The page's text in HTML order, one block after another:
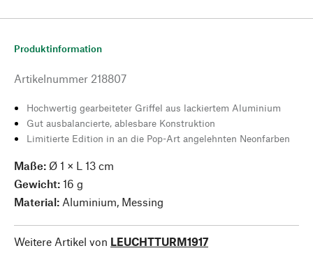
Produktinformation
Artikelnummer 218807
Hochwertig gearbeiteter Griffel aus lackiertem Aluminium
Gut ausbalancierte, ablesbare Konstruktion
Limitierte Edition in an die Pop-Art angelehnten Neonfarben
Maße: Ø 1 × L 13 cm
Gewicht: 16 g
Material: Aluminium, Messing
Weitere Artikel von LEUCHTTURM1917